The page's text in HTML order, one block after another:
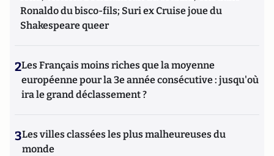
Ronaldo du bisco-fils; Suri ex Cruise joue du
Shakespeare queer
2Les Français moins riches que la moyenne
européenne pour la 3e année consécutive : jusqu'où
ira le grand déclassement ?
3Les villes classées les plus malheureuses du
monde